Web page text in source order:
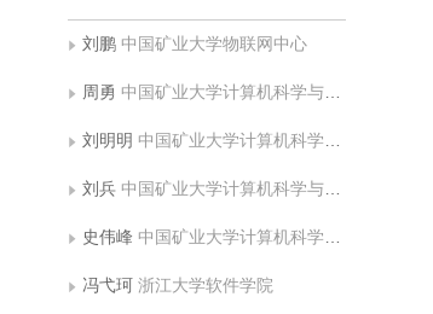
刘鹏 中国矿业大学物联网中心
周勇 中国矿业大学计算机科学与技术学院;矿山数字化教育部工程研究中心
刘明明 中国矿业大学计算机科学与技术学院;矿山数字化教育部工程研究中心
刘兵 中国矿业大学计算机科学与技术学院;矿山数字化教育部工程研究中心
史伟峰 中国矿业大学计算机科学与技术学院;矿山数字化教育部工程研究中心
冯弋珂 浙江大学软件学院